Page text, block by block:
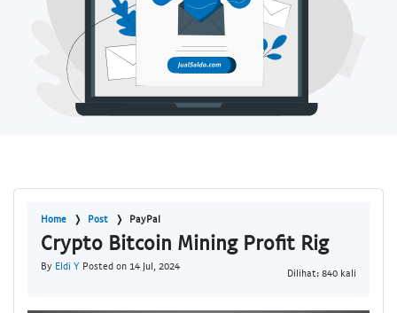
Home Post PayPal
Crypto Bitcoin Mining Profit Rig
By Eldi Y Posted on 14 Jul, 2024
Dilihat: 840 kali